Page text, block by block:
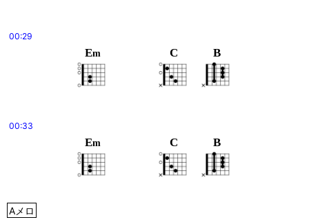
00:29
Em C B
00:33
Em C B
Aメロ